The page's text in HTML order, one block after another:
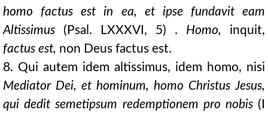
homo factus est in ea, et ipse fundavit eam
Altissimus (Psal. LXXXVI, 5) . Homo, inquit,
factus est, non Deus factus est.
8. Qui autem idem altissimus, idem homo, nisi
Mediator Dei, et hominum, homo Christus Jesus,
qui dedit semetipsum redemptionem pro nobis(I